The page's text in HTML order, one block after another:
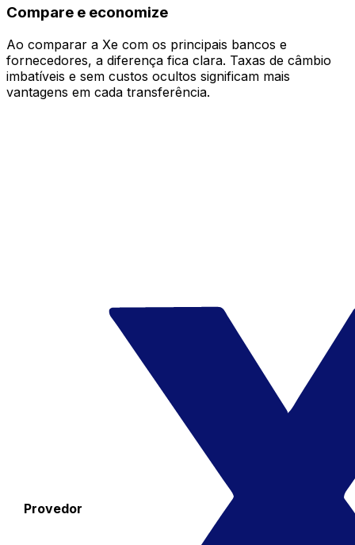
Compare e economize
Ao comparar a Xe com os principais bancos e
fornecedores, a diferença fica clara. Taxas de câmbio
imbatíveis e sem custos ocultos significam mais
vantagens em cada transferência.
Provedor